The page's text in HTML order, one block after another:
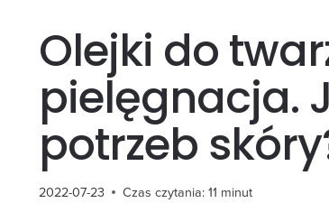
Olejki do
pielęgnacja.
potrzeb
2022-07-23 Czas czytania:11 minut